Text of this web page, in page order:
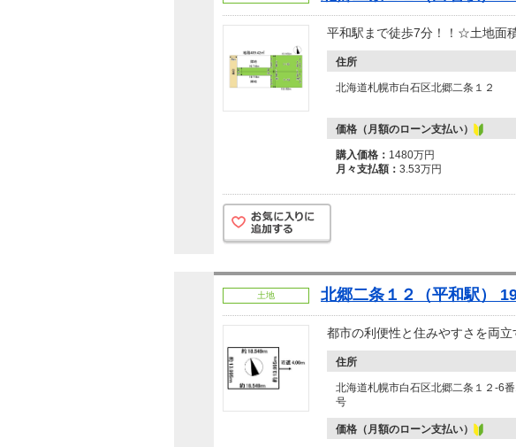
平和駅まで徒歩7分！！☆土地面
住所
北海道札幌市白石区北郷二条１２
価格（月額のローン支払い）
購入価格： 1480万円
月々支払額： 3.53万円
土地 北郷二条１２（平和駅）
都市の利便性と住みやすさを両
住所
北海道札幌市白石区北郷二条１２-6
号
価格（月額のローン支払い）